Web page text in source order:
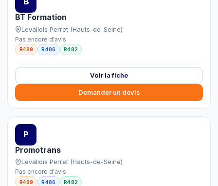
BT Formation
Levallois Perret (Hauts-de-Seine)
Pas encore d'avis
R489 R486 R482
Voir la fiche
Demander un devis
P
Promotrans
Levallois Perret (Hauts-de-Seine)
Pas encore d'avis
R489 R486 R482